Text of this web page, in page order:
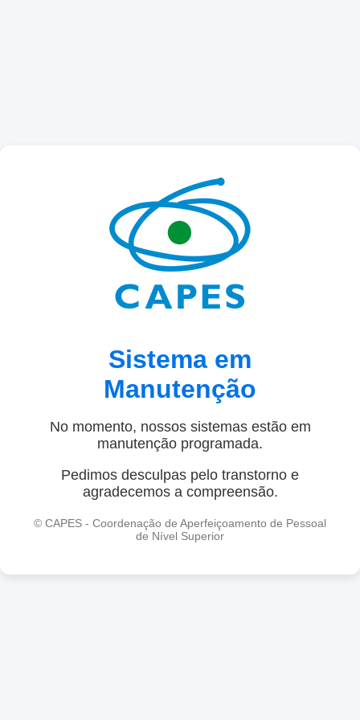
Sistema em
Manutenção
No momento, nossos sistemas estão em
manutenção programada.
Pedimos desculpas pelo transtorno e
agradecemos a compreensão.
© CAPES - Coordenação de Aperfeiçoamento de Pessoal
de Nível Superior